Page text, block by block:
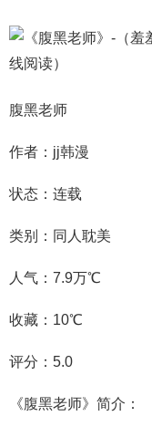
腹黑老师
作者：jj韩漫
状态：连载
类别：同人耽美
人气：7.9万℃
收藏：10℃
评分：5.0
《腹黑老师》简介：